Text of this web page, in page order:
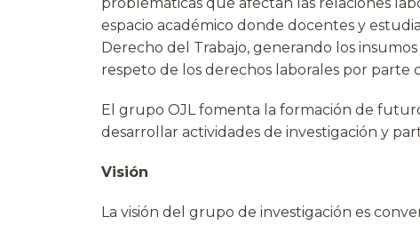
espacio académico donde docentes y
Derecho del Trabajo, generando los
respeto de los derechos laborales por parte
El grupo OJL fomenta la formación de
desarrollar actividades de investigación y
Visión
La visión del grupo de investigación es